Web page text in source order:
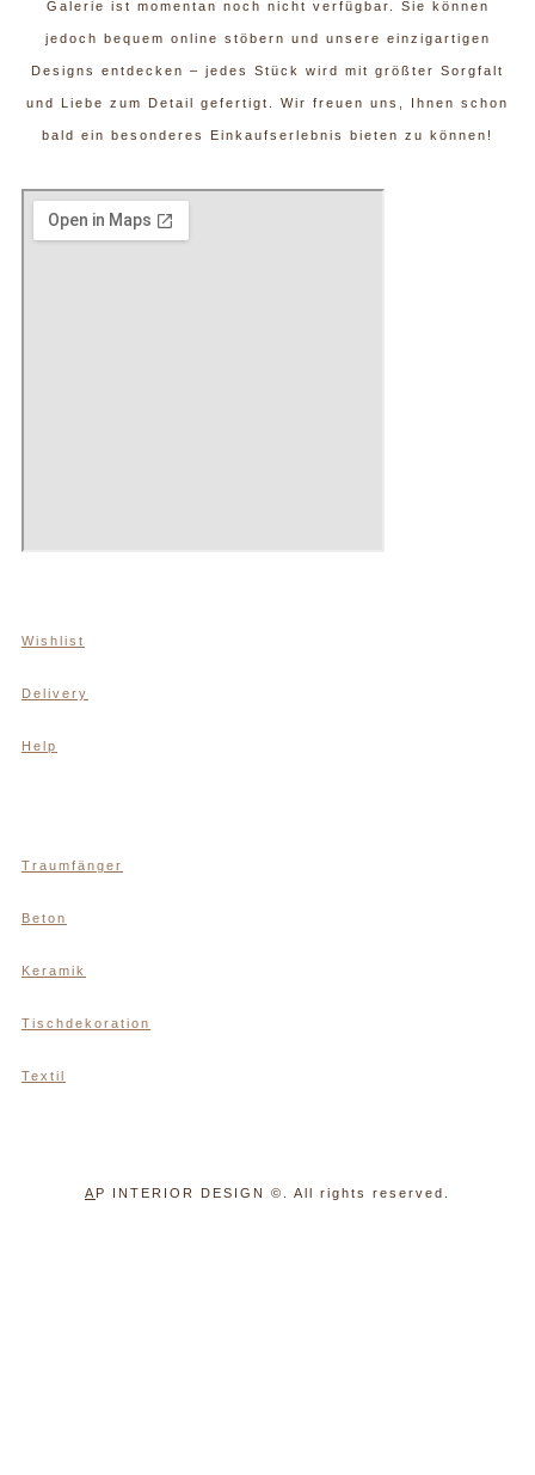
Galerie ist momentan noch nicht verfügbar. Sie können
jedoch bequem online stöbern und unsere einzigartigen
Designs entdecken – jedes Stück wird mit größter Sorgfalt
und Liebe zum Detail gefertigt. Wir freuen uns, Ihnen schon
bald ein besonderes Einkaufserlebnis bieten zu können!
Wishlist
Delivery
Help
Traumfänger
Beton
Keramik
Tischdekoration
Textil
A P INTERIOR DESIGN ©. All rights reserved.